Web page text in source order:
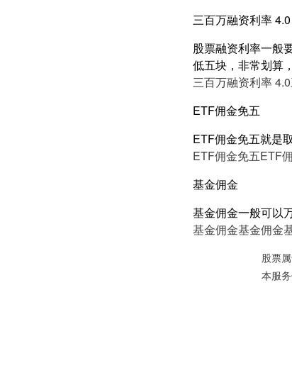
三百万融资利率 4.0
股票融资利率一般
低五块，非常划算，
三百万融资利率 4.0
ETF佣金免五
ETF佣金免五就是
ETF佣金免五ETF
基金佣金
基金佣金一般可以
基金佣金基金佣金
股票
本服